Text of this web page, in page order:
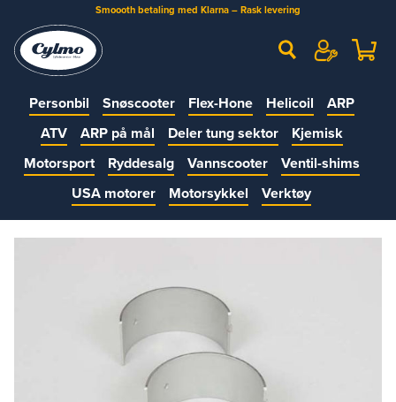
Smoooth betaling med Klarna – Rask levering
Personbil Snøscooter Flex-Hone Helicoil
ARP
ATV
ARP på mål Deler tung sektor
Kjemisk
Motorsport
Ryddesalg Vannscooter
Ventil-shims
USA motorer
Motorsykkel Verktøy